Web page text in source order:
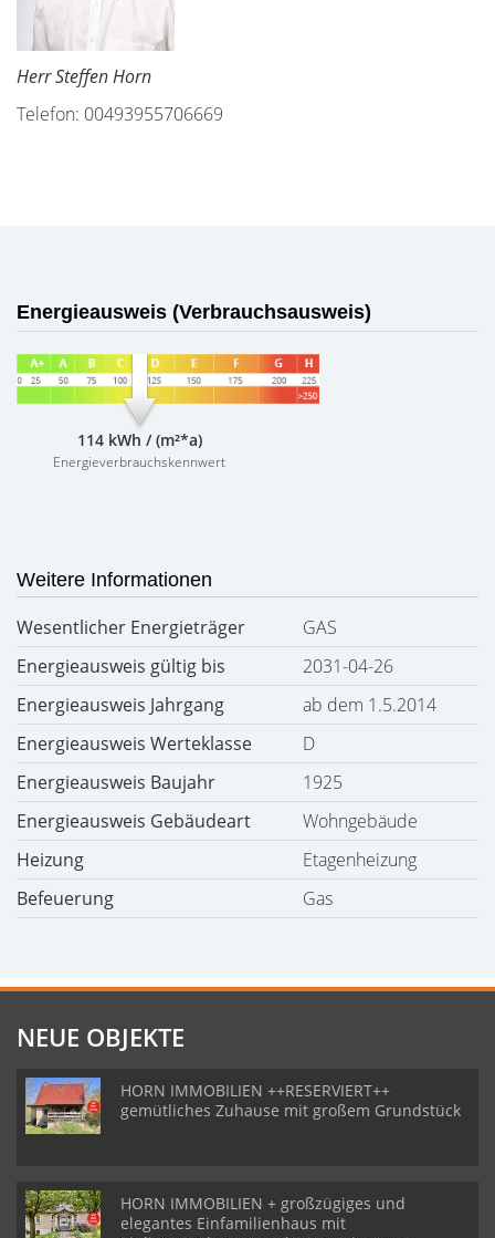
Herr Steffen Horn
Telefon: 00493955706669
Energieausweis (Verbrauchsausweis)
114 kWh / (m²*a)
Energieverbrauchskennwert
Weitere Informationen
Wesentlicher Energieträger
GAS
Energieausweis gültig bis
2031-04-26
Energieausweis Jahrgang
ab dem 1.5.2014
Energieausweis Werteklasse
D
Energieausweis Baujahr
1925
Energieausweis Gebäudeart
Wohngebäude
Heizung
Etagenheizung
Befeuerung
Gas
NEUE OBJEKTE
HORN IMMOBILIEN ++RESERVIERT++
gemütliches Zuhause mit großem Grundstück
HORN IMMOBILIEN + großzügiges und
elegantes Einfamilienhaus mit